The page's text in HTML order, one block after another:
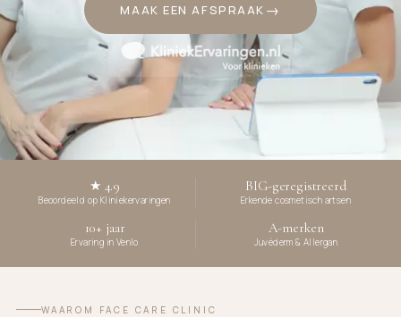
MAAK EEN AFSPRAAK
★ 4.9
Beoordeeld op Kliniekervaringen
BIG-geregistreerd
Erkende cosmetisch artsen
10+ jaar
Ervaring in Venlo
A-merken
Juvéderm & Allergan
WAAROM FACE CARE CLINIC